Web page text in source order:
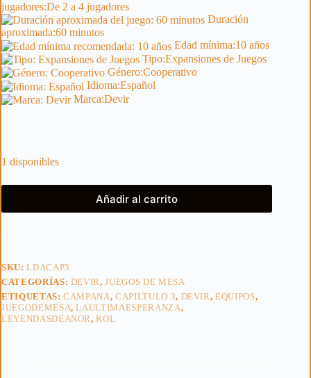
jugadores:De 2 a 4 jugadores
Duración
aproximada:60 minutos
Edad mínima:10 años
Tipo:Expansiones de Juegos
Género:Cooperativo
Idioma:Español
Marca:Devir
1 disponibles
Añadir al carrito
SKU:LDACAP3
CATEGORÍAS: DEVIR,JUEGOS DE MESA
ETIQUETAS:CAMPANA,CAPILTULO 3, DEVIR,EQUIPOS,
JUEGODEMESA,LAULTIMAESPERANZA,
LEYENDASDEANOR,ROL